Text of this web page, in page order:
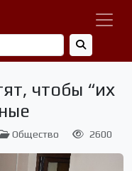
чтобы “их
Общество 2600